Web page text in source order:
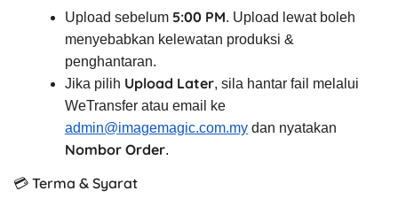
Upload sebelum 5:00 PM. Upload lewat boleh
menyebabkan kelewatan produksi &
penghantaran.
Jika pilih Upload Later, sila hantar fail melalui
WeTransfer atau email ke
admin@imagemagic.com.my dan nyatakan
Nombor Order.
💳 Terma & Syarat